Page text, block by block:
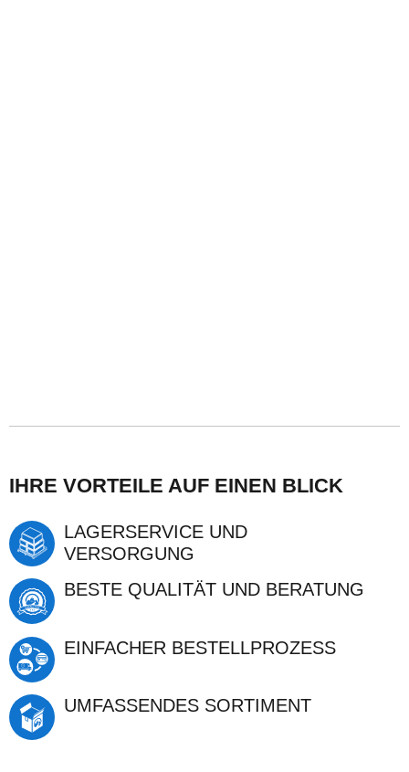
IHRE VORTEILE AUF EINEN BLICK
LAGERSERVICE UND
VERSORGUNG
BESTE QUALITÄT UND BERATUNG
EINFACHER BESTELLPROZESS
UMFASSENDES SORTIMENT